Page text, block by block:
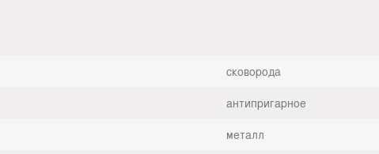
сковорода
антипригарное
металл